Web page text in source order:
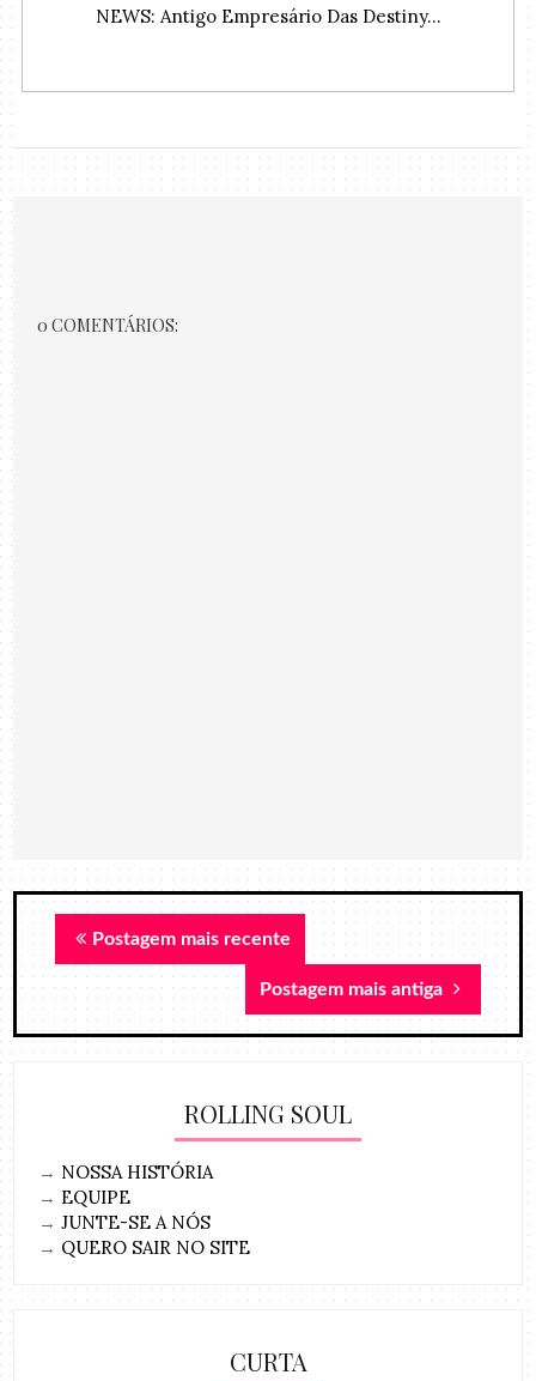
NEWS: Antigo Empresário Das Destiny...
0 COMENTÁRIOS:
Postagem mais recente
Postagem mais antiga
ROLLING SOUL
→ NOSSA HISTÓRIA
→ EQUIPE
→JUNTE-SE A NÓS
→ QUERO SAIR NO SITE
CURTA